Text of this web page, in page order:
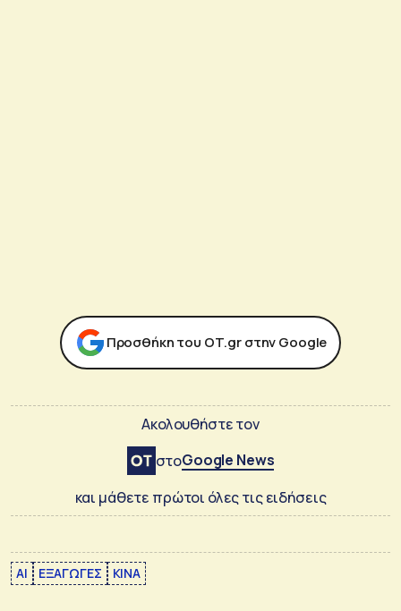
Προσθήκη του ΟΤ.gr στην Google
Ακολουθήστε τον
στοGoogle News
και μάθετε πρώτοι όλες τις ειδήσεις
AI ΕΞΑΓΩΓΕΣ ΚΙΝΑ